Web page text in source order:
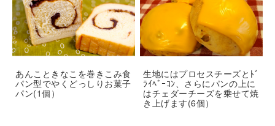
あんこときなこを巻きこみ食
パン型でやくどっしりお菓子
パン(1個）
生地にはプロセスチーズとﾄﾞ
ﾗｲﾍﾞｰｺﾝ、さらにパンの上に
はチェダーチーズを乗せて焼
き上げます(6個）